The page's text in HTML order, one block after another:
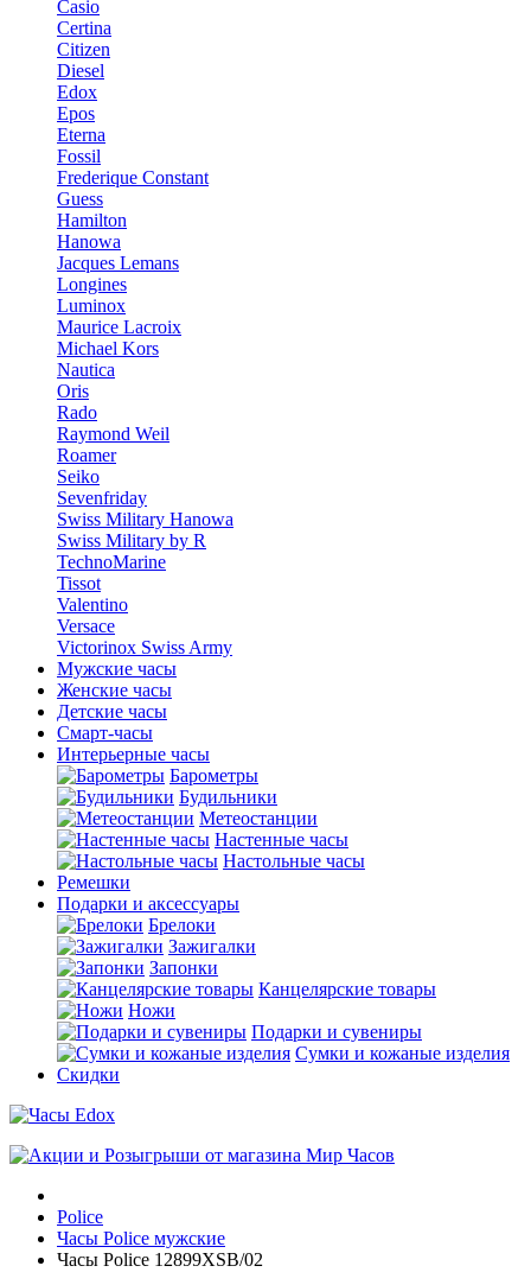
Casio
Certina
Citizen
Diesel
Edox
Epos
Eterna
Fossil
Frederique Constant
Guess
Hamilton
Hanowa
Jacques Lemans
Longines
Luminox
Maurice Lacroix
Michael Kors
Nautica
Oris
Rado
Raymond Weil
Roamer
Seiko
Sevenfriday
Swiss Military Hanowa
Swiss Military by R
TechnoMarine
Tissot
Valentino
Versace
Victorinox Swiss Army
Мужские часы
Женские часы
Детские часы
Смарт-часы
Интерьерные часы
Барометры
Будильники
Метеостанции
Настенные часы
Настольные часы
Ремешки
Подарки и аксессуары
Брелоки
Зажигалки
Запонки
Канцелярские товары
Ножи
Подарки и сувениры
Сумки и кожаные изделия
Скидки
Police
Часы Police мужские
Часы Police 12899XSB/02